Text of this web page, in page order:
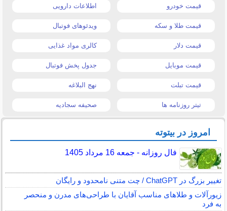
قیمت خودرو اطلاعات دارویی
قیمت طلا و سکه ویدئوهای فوتبال
قیمت دلار کالری مواد غذایی
قیمت موبایل جدول پخش فوتبال
قیمت تبلت نهج البلاغه
تیتر روزنامه ها صحیفه سجادیه
امروز در بیتوته
فال روزانه - جمعه 16 مرداد 1405
تغییر بزرگ در ChatGPT / چت متنی نامحدود و رایگان
زیورآلات و طلاهای مناسب آقایان با طراحی‌های مدرن و منحصر
به فرد